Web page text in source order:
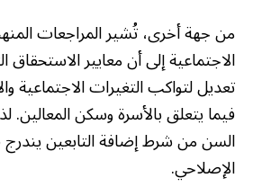
من جهة أخرى، تُشير المراجعات
الاجتماعية إلى أن معايير الاستحقاق
تعديل لتواكب التغيرات الاجتماعية
فيما يتعلق بالأسرة وسكن المعالين.
السن من شرط إضافة التابعين
الإصلاحي.